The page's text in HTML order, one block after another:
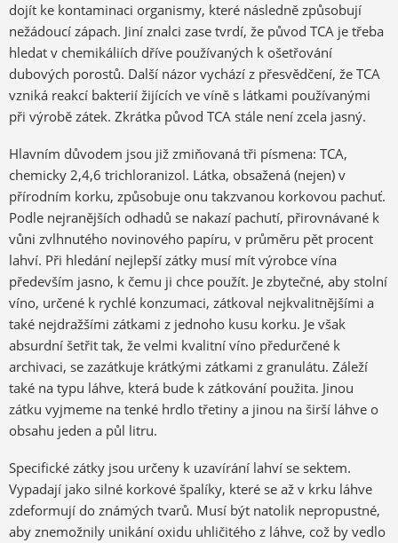
dojít ke kontaminaci organismy, které následně způsobují
nežádoucí zápach. Jiní znalci zase tvrdí, že původ TCA je třeba
hledat v chemikáliích dříve používaných k ošetřování
dubových porostů. Další názor vychází z přesvědčení, že TCA
vzniká reakcí bakterií žijících ve víně s látkami používanými
při výrobě zátek. Zkrátka původ TCA stále není zcela jasný.
Hlavním důvodem jsou již zmiňovaná tři písmena: TCA,
chemicky 2,4,6 trichloranizol. Látka, obsažená (nejen) v
přírodním korku, způsobuje onu takzvanou korkovou pachuť.
Podle nejranějších odhadů se nakazí pachutí, přirovnávané k
vůni zvlhnutého novinového papíru, v průměru pět procent
lahví. Při hledání nejlepší zátky musí mít výrobce vína
především jasno, k čemu ji chce použít. Je zbytečné, aby stolní
víno, určené k rychlé konzumaci, zátkoval nejkvalitnějšími a
také nejdražšími zátkami z jednoho kusu korku. Je však
absurdní šetřit tak, že velmi kvalitní víno předurčené k
archivaci, se zazátkuje krátkými zátkami z granulátu. Záleží
také na typu láhve, která bude k zátkování použita. Jinou
zátku vyjmeme na tenké hrdlo třetiny a jinou na širší láhve o
obsahu jeden a půl litru.
Specifické zátky jsou určeny k uzavírání lahví se sektem.
Vypadají jako silné korkové špalíky, které se až v krku láhve
zdeformují do známých tvarů. Musí být natolik nepropustné,
aby znemožnily unikání oxidu uhličitého z láhve, což by vedlo